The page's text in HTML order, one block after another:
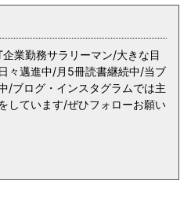
業勤務サラリーマン/大きな目
々邁進中/月5冊読書継続中/当ブ
/ブログ・インスタグラムでは主
しています/ぜひフォローお願い